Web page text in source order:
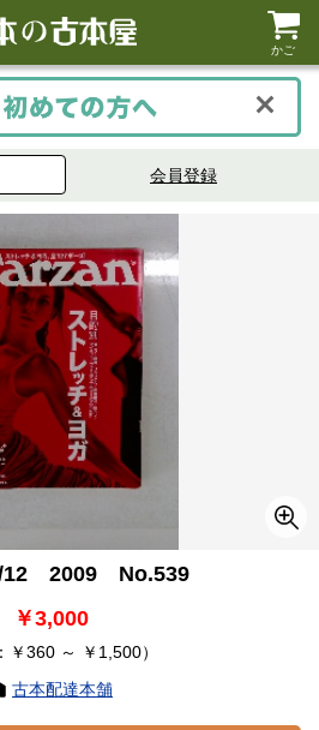
かご
会員登録
12 2009 No.539
￥3,000
￥360 ～ ￥1,500）
古本配達本舗